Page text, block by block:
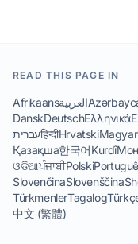
READ THIS PAGE IN
Afrikaansالعربية
DanskDeutschΕλληνικά
עבריתहिन्दीHrvatskiMagyar
Қазақша한국어Kurdî
ଓଡିଆਪੰਜਾਬੀPolski
SlovenčinaSlovenščina
TürkmenlerTagalog
中文 (繁體)